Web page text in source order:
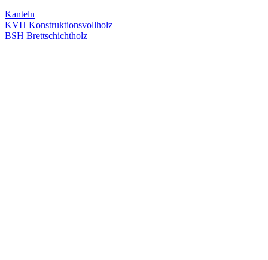
Kanteln
KVH Konstruktionsvollholz
BSH Brettschichtholz